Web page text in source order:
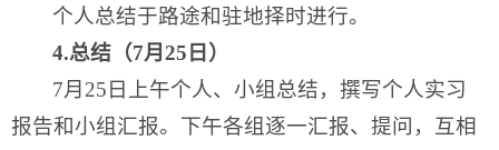
个人总结于路途和驻地择时进行。
4.总结（7月25日）
7月25日上午个人、小组总结，撰写个人实习
报告和小组汇报。下午各组逐一汇报、提问，互相